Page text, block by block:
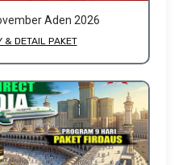
Aden 2026
& DETAIL PAKET